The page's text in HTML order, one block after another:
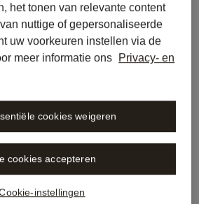
for
practice.
Swiss law, the confidence of
entfalten ihren Wert dort, wo
im Arbeitsprozess. Mit Libra by
Recherche, im Entwurf und in der
het tonen van relevante content
nuttige of gepersonaliseerde
uw voorkeuren instellen via de
meer informatie ons Privacy- en
instellingen
cookies weigeren
cookies accepteren